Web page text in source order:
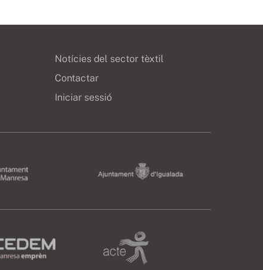
Notícies del sector tèxtil
Contactar
Iniciar sessió